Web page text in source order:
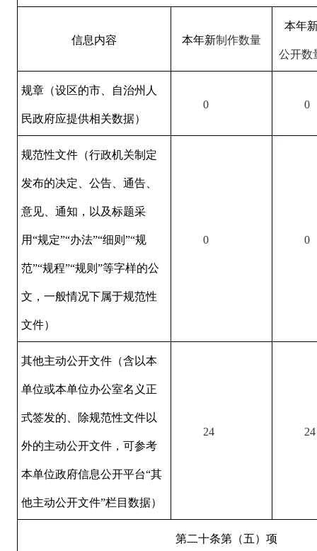
信息内容 本年新制作数量
本年
公开数
规章（设区的市、自治州人
民政府应提供相关数据）
0 0
规范性文件（行政机关制定
发布的决定、公告、通告、
意见、通知，以及标题采
用“规定”“办法”“细则”“规
范”“规程”“规则”等字样的公
文，一般情况下属于规范性
文件）
0 0
其他主动公开文件（含以本
单位或本单位办公室名义正
式签发的、除规范性文件以
外的主动公开文件，可参考
本单位政府信息公开平台“其
他主动公开文件”栏目数据）
24 24
第二十条第（五）项